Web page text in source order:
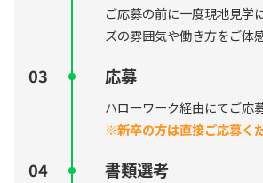
ご応募の前に一度現地見学
ズの雰囲気や働き方をご体
応募
ハローワーク経由にてご応
※新卒の方は直接ご応募くだ
書類選考